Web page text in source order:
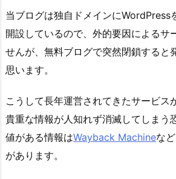
当ブログは独自ドメインにWordPress
開設しているので、外的要因によるサ
せんが、無料ブログで突然閉鎖すると
思います。
こうして長年運営されてきたサービス
貴重な情報が人知れず消滅してしまう
値がある情報はWayback Machineな
があります。